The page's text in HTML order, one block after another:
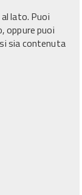
lato. Puoi
oppure puoi
sia contenuta